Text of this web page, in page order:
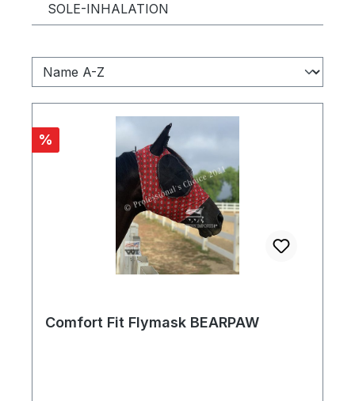
SOLE-INHALATION
Rabatt
%
Comfort Fit Flymask BEARPAW